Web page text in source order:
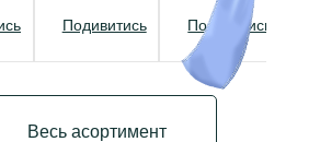
Подивитись Подивитись
Весь асортимент